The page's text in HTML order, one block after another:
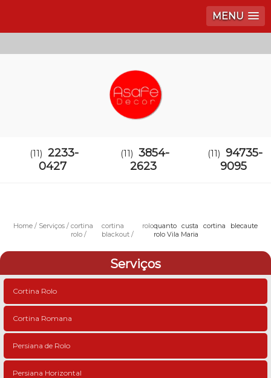
MENU
(11) 2233-
0427
(11) 3854-
2623
(11) 94735-
9095
Home Serviços
cortina
rolo
cortina rolo
blackout
quanto custa cortina blecaute
rolo Vila Maria
Serviços
Cortina Rolo
Cortina Romana
Persiana de Rolo
Persiana Horizontal